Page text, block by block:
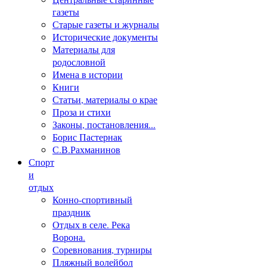
газеты
Старые газеты и журналы
Исторические документы
Материалы для
родословной
Имена в истории
Книги
Статьи, материалы о крае
Проза и стихи
Законы, постановления...
Борис Пастернак
С.В.Рахманинов
Спорт
и
отдых
Конно-спортивный
праздник
Отдых в селе. Река
Ворона.
Соревнования, турниры
Пляжный волейбол